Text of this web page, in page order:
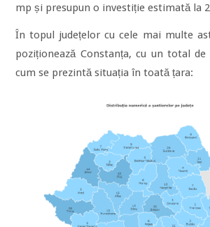
mp și presupun o investiție estimată la
În topul județelor cu cele mai multe
poziționează Constanța, cu un total
cum se prezintă situația în toată țara: